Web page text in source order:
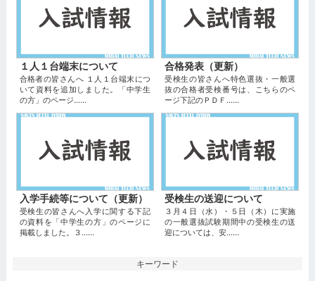
１人１台端末について
合格者の皆さんへ １人１台端末につ
いて資料を追加しました。「中学生
の方」のページ...…
合格発表（更新）
受検生の皆さんへ特色選抜・一般選
抜の合格者受検番号は、こちらのペ
ージ下記のＰＤＦ...…
入学手続等について（更新）
受検生の皆さんへ入学に関する下記
の資料を「中学生の方」のページに
掲載しました。３...…
受検生の送迎について
３月４日（水）・５日（木）に実施
の一般選抜試験期間中の受検生の送
迎については、安...…
キーワード